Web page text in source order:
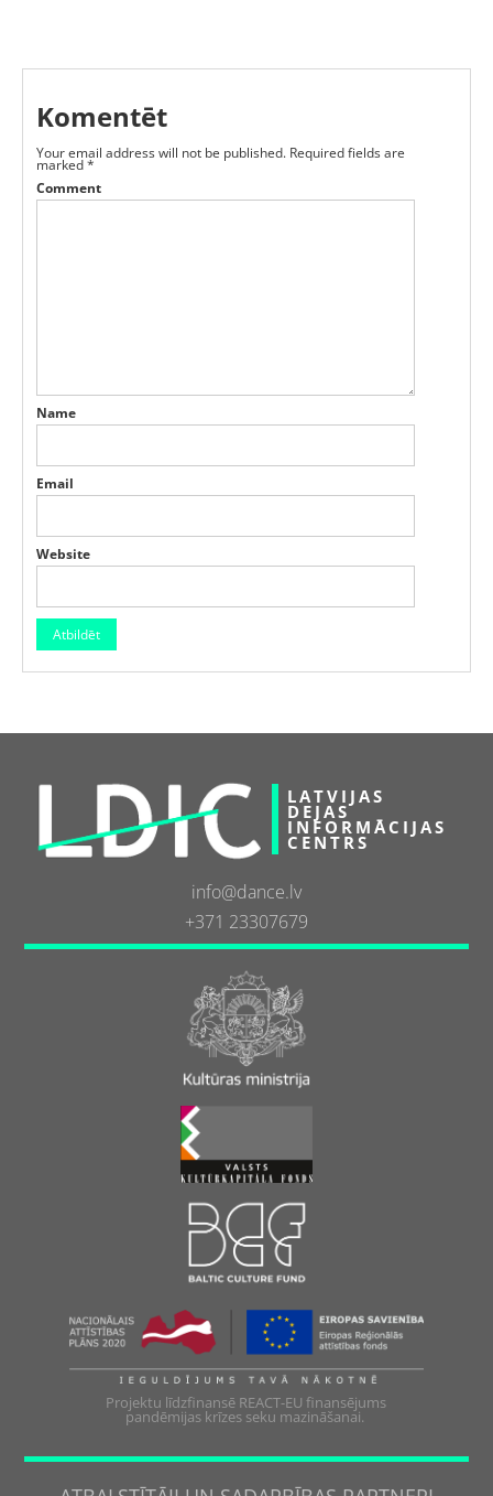
Komentēt
Your email address will not be published. Required fields are
marked*
Comment
Name
Email
Website
LATVIJAS
DEJAS
INFORMĀCIJAS
CENTRS
info@dance.lv
+371 23307679
Projektu līdzfinansē REACT-EU finansējums
pandēmijas krīzes seku mazināšanai.